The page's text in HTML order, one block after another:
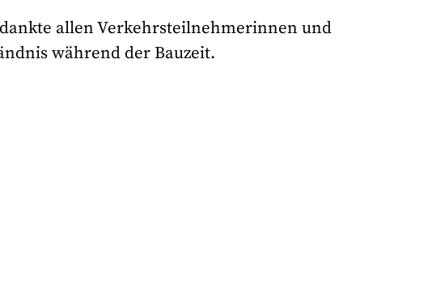
allen Verkehrsteilnehmerinnen und
während der Bauzeit.